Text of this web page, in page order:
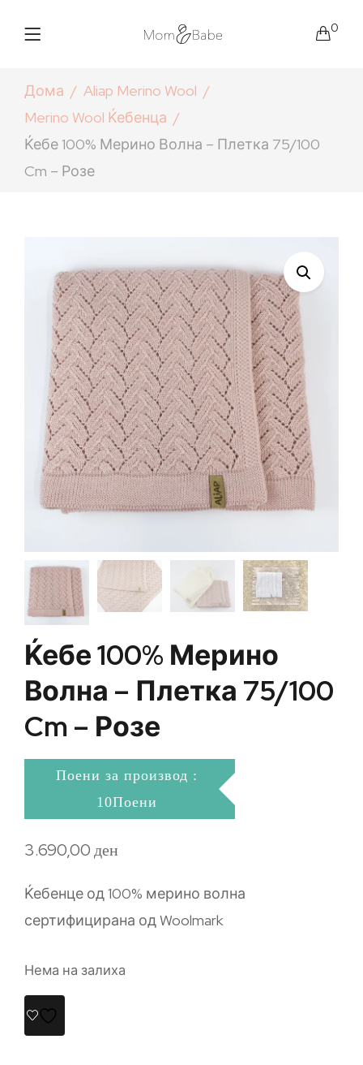
0
Дома
Aliap Merino Wool
Merino Wool Ќебенца
Ќебе 100% Мерино Волна – Плетка 75/100
Cm – Розе
Ќебе 100% Мерино
Волна – Плетка 75/100
Cm – Розе
Поени за производ :
10Поени
3.690,00ден
Ќебенце од 100% мерино волна
сертифицирана од Woolmark
Нема на залиха